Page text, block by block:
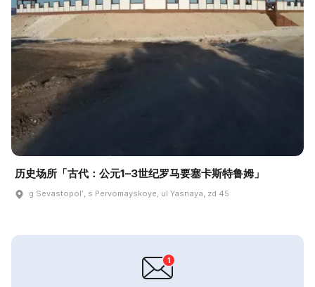
历史场所「古代：公元1–3世纪罗马要塞卡斯特鲁姆」
g Sevastopolʹ, s Pervomayskoye, ul Yasnaya, zd 45